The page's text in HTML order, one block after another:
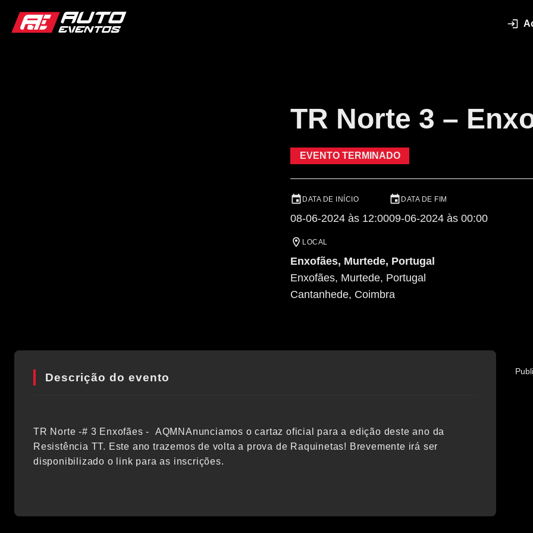
TR Norte 3 –
EVENTO TERMINADO
DATA DE INÍCIO
08-06-2024 às 12:00
DATA DE FIM
09-06-2024 às 00:00
LOCAL
Enxofães, Murtede, Portugal
Enxofães, Murtede, Portugal
Cantanhede, Coimbra
Descrição do evento
TR Norte -# 3 Enxofães - AQMNAnunciamos o cartaz oficial para a edição deste ano da
Resistência TT. Este ano trazemos de volta a prova de Raquinetas! Brevemente irá ser
disponibilizado o link para as inscrições.